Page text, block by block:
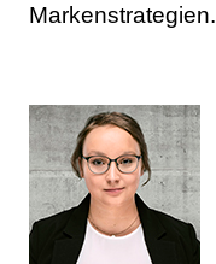
Markenstrategien.